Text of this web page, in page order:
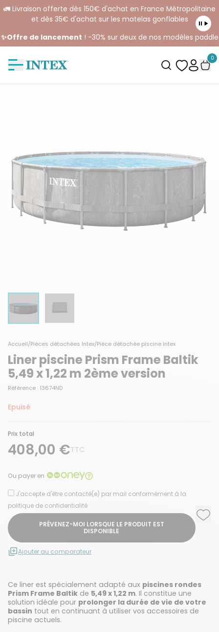
🚛 Livraison offerte dès 150€ d'achat en France Métropolitaine
et dès 35€ d'achat sur les matelas gonflables
✨Offre de lancement ! -30% sur deux de nos modèles paddle
0
Accueil/Pièces détachées Intex/Pièce détachée piscine Intex
Liner piscine Prism Frame Baltik
5,49 x 1,22 m 2ème version
Référence : 13674ND
Epuisé
Prix total
408,00 €TTC
Ou payer en
J'accepte d'être contacté(e) par mail conformément à la
politique de confidentialité
PRÉVENEZ-MOI LORSQUE LE PRODUIT EST
DISPONIBLE
Ajouter au comparateur
Ce liner est spécialement adapté aux piscines rondes
Prism Frame Baltik de 5,49 x 1,22 m. Il constitue une
solution idéale pour prolonger la durée de vie de votre
bassin tout en continuant à utiliser vos accessoires de
piscine actuels.